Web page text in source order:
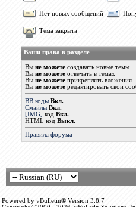
Нет новых сообщений
Тема закрыта
Ваши права в разделе
Вы не можетесоздавать новые темы
Вы не можетеотвечать в темах
Вы не можетеприкреплять вложения
Вы не можетередактировать свои
BB коды Вкл.
Смайлы Вкл.
[IMG] код Вкл.
HTML код Выкл.
Правила форума
Powered by vBulletin® Version 3.8.7